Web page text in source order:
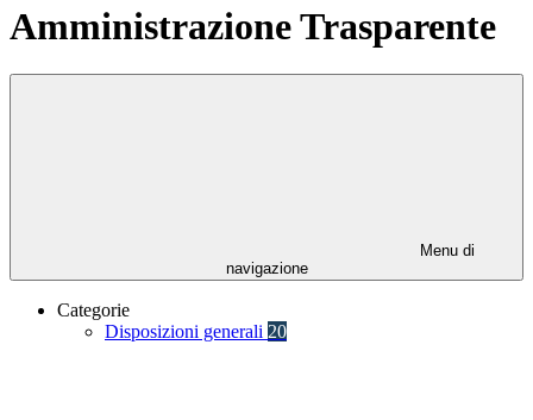
Amministrazione Trasparente
Menu di
navigazione
Categorie
Disposizioni generali 20